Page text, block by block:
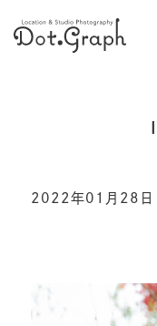
2022年01月28日